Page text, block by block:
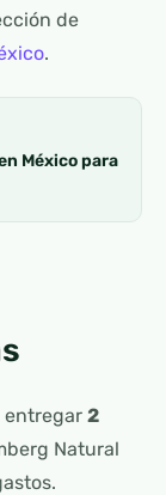
de
.
México para
entregar 2
Natural